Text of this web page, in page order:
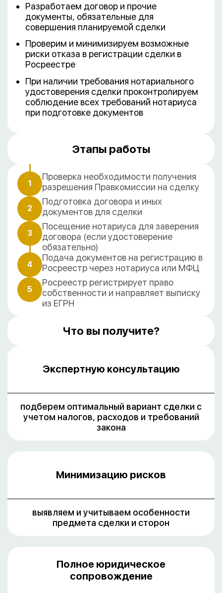
Разработаем договор и прочие
документы, обязательные для
совершения планируемой сделки
Проверим и минимизируем возможные
риски отказа в регистрации сделки в
Росреестре
При наличии требования нотариального
удостоверения сделки проконтролируем
соблюдение всех требований нотариуса
при подготовке документов
Этапы работы
1
Проверка необходимости получения
разрешения Правкомиссии на сделку
2
Подготовка договора и иных
документов для сделки
3
Посещение нотариуса для заверения
договора (если удостоверение
обязательно)
4
Подача документов на регистрацию в
Росреестр через нотариуса или МФЦ
5
Росреестр регистрирует право
собственности и направляет выписку
из ЕГРН
Что вы получите?
Экспертную консультацию
подберем оптимальный вариант сделки с
учетом налогов, расходов и требований
закона
Минимизацию рисков
выявляем и учитываем особенности
предмета сделки и сторон
Полное юридическое
сопровождение